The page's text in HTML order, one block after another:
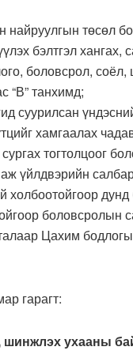
төсөл
бэлтгэл хангах,
боловсрол,
“В” танхимд;
суурилсан
хамгаалах
тогтолцоог
үйлдвэрийн
холбоотойгоор
боловсролын
Цахим
гарагт:
ухааны